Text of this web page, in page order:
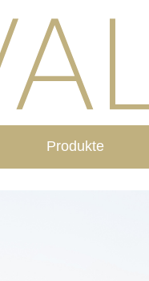
Produkte